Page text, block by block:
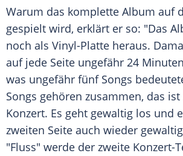
Warum das komplette Album auf
gespielt wird, erklärt er so: "Das
noch als Vinyl-Platte heraus.
auf jede Seite ungefähr 24
was ungefähr fünf Songs
Songs gehören zusammen, das
Konzert. Es geht gewaltig los und
zweiten Seite auch wieder
"Fluss" werde der zweite Konzert-